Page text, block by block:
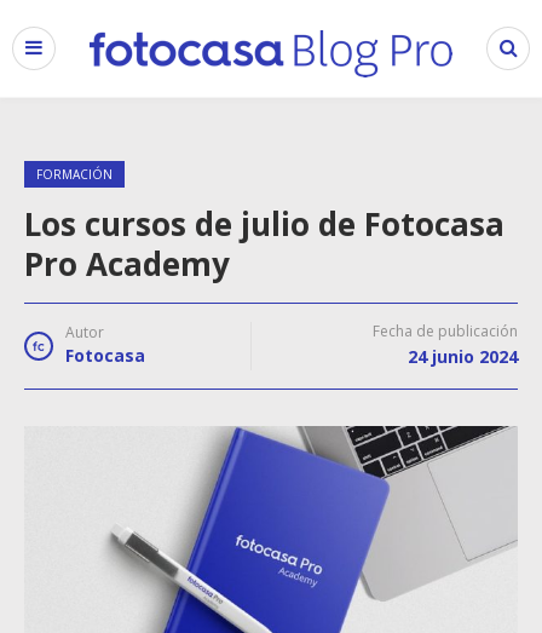
FORMACIÓN
Los cursos de julio de Fotocasa
Pro Academy
Autor
Fotocasa
Fecha de publicación
24 junio 2024